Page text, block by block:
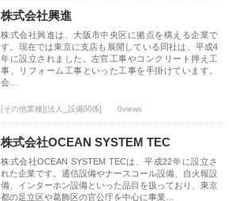
株式会社興進
株式会社興進は、大阪市中央区に拠点を構える企業で
す。現在では東京に支店も展開している同社は、平成4
年に設立されました。左官工事やコンクリート押え工
事、リフォーム工事といった工事を手掛けています。
会…
[その他業種][法人_設備関係] 0views
株式会社OCEAN SYSTEM TEC
株式会社OCEAN SYSTEM TECは、平成22年に設立さ
れた企業です。通信設備やナースコール設備、自火報設
備、インターホン設備といった品目を扱っており、東京
都の足立区や葛飾区の官公庁を中心に事業…